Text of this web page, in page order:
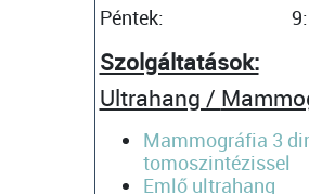
Péntek:
Szolgáltatások:
Ultrahang /
Mammográfia 3
tomoszintézissel
Emlő ultrahang